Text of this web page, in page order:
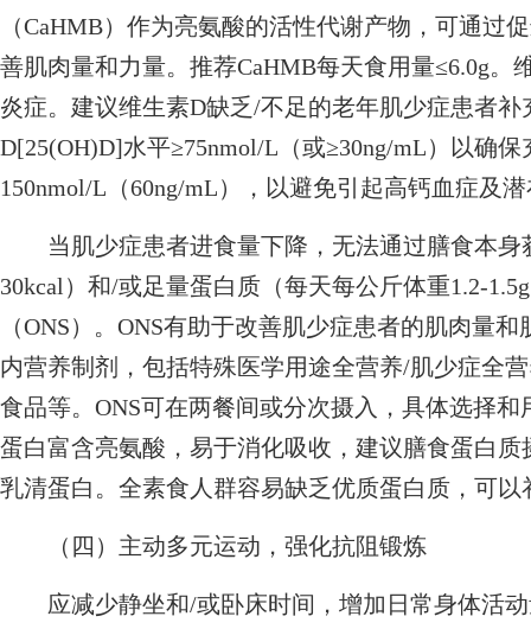
（CaHMB）作为亮氨酸的活性代谢产物，可通过
善肌肉量和力量。推荐CaHMB每天食用量≤6.0g。
炎症。建议维生素D缺乏/不足的老年肌少症患者
D[25(OH)D]水平≥75nmol/L（或≥30ng/mL）以确
150nmol/L（60ng/mL），以避免引起高钙血症及
当肌少症患者进食量下降，无法通过膳食本身
30kcal）和/或足量蛋白质（每天每公斤体重1.2-
（ONS）。ONS有助于改善肌少症患者的肌肉量
内营养制剂，包括特殊医学用途全营养/肌少症全
食品等。ONS可在两餐间或分次摄入，具体选择
蛋白富含亮氨酸，易于消化吸收，建议膳食蛋白
乳清蛋白。全素食人群容易缺乏优质蛋白质，可以
（四）主动多元运动，强化抗阻锻炼
应减少静坐和/或卧床时间，增加日常身体活动